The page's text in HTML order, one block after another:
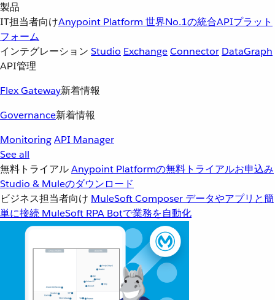
製品
IT担当者向けAnypoint Platform 世界No.1の統合APIプラット
フォーム
インテグレーション Studio ExchangeConnector DataGraph
API管理
Flex Gateway新着情報
Governance新着情報
MonitoringAPI Manager
See all
無料トライアルAnypoint Platformの無料トライアルお申込み
Studio & Muleのダウンロード
ビジネス担当者向け MuleSoft Composer データやアプリと簡
単に接続 MuleSoft RPA Botで業務を自動化